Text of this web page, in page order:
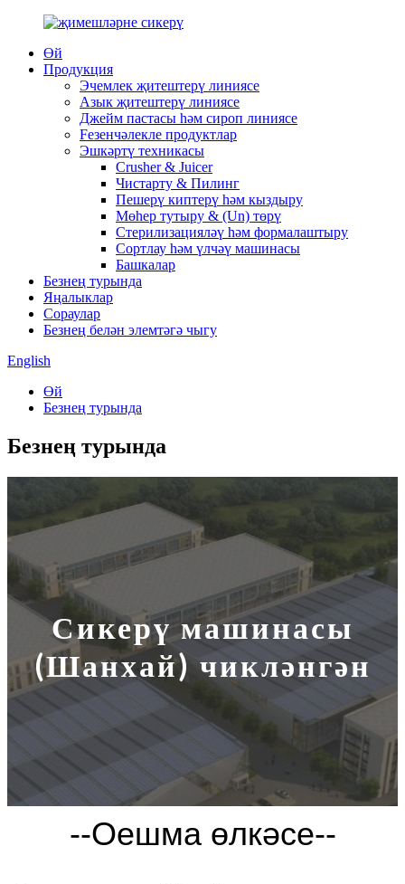
Өй
Продукция
Эчемлек җитештерү линиясе
Азык җитештерү линиясе
Джейм пастасы һәм сироп линиясе
Feзенчәлекле продуктлар
Эшкәртү техникасы
Crusher & Juicer
Чистарту & Пилинг
Пешерү киптерү һәм кыздыру
Мөһер тутыру & (Un) төрү
Стерилизацияләү һәм формалаштыру
Сортлау һәм үлчәү машинасы
Башкалар
Безнең турында
Яңалыклар
Сораулар
Безнең белән элемтәгә чыгу
English
Өй
Безнең турында
Безнең турында
Сикерү машинасы
(Шанхай) чикләнгән
--Оешма өлкәсе--